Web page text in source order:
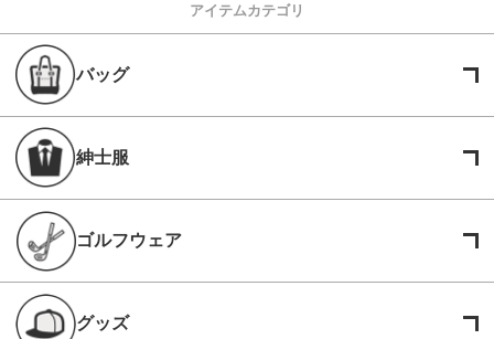
アイテムカテゴリ
バッグ
紳士服
ゴルフウェア
グッズ